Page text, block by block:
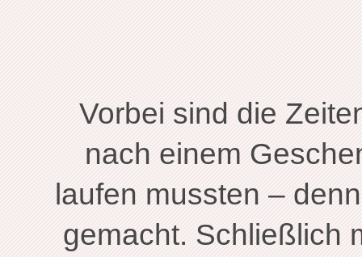
Vorbei sind die
nach einem
laufen mussten –
gemacht. Schließlich